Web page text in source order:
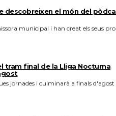
descobreixen el món del
municipal i han creat els seus
tram final de la Lliga Nocturna
jornades i culminarà a finals d'agost